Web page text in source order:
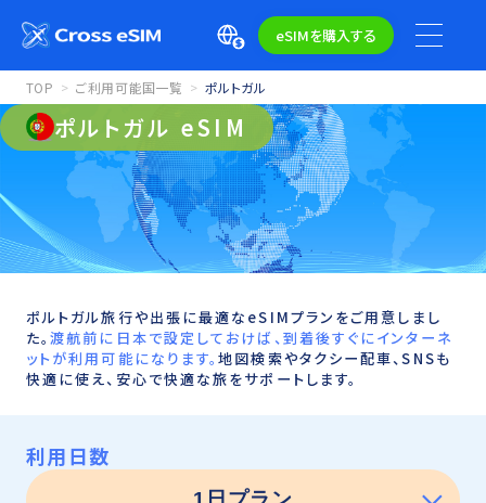
eSIMを購入する
TOP ご利用可能国一覧 ポルトガル
ポルトガル eSIM
ポルトガル旅行や出張に最適なeSIMプランをご用意しまし
た。渡航前に日本で設定しておけば、到着後すぐにインターネ
ットが利用可能になります。地図検索やタクシー配車、SNSも
快適に使え、安心で快適な旅をサポートします。
利用日数